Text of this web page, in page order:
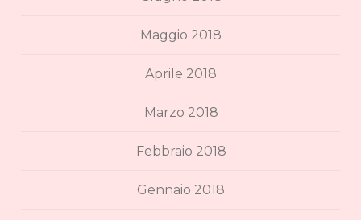
Maggio 2018
Aprile 2018
Marzo 2018
Febbraio 2018
Gennaio 2018